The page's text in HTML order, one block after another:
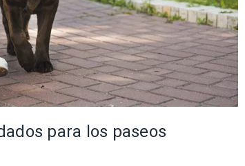
para los paseos